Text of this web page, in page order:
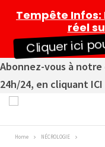
Abonnez-vous à notre
24h/24, en cliquant ICI
Home NÉCROLOGIE
Tempête Infos
réel
Cliquer ici